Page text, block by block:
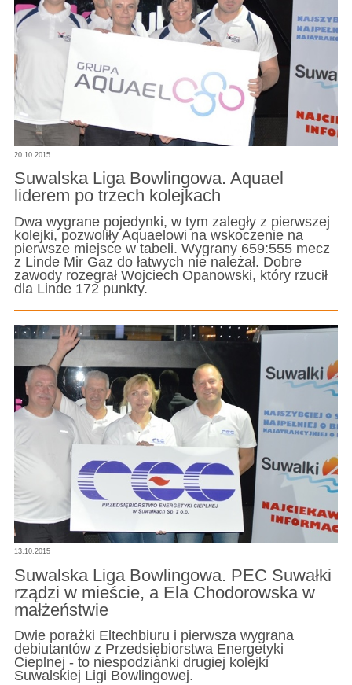
20.10.2015
Suwalska Liga Bowlingowa. Aquael
liderem po trzech kolejkach
Dwa wygrane pojedynki, w tym zaległy z pierwszej
kolejki, pozwoliły Aquaelowi na wskoczenie na
pierwsze miejsce w tabeli. Wygrany 659:555 mecz
z Linde Mir Gaz do łatwych nie należał. Dobre
zawody rozegrał Wojciech Opanowski, który rzucił
dla Linde 172 punkty.
13.10.2015
Suwalska Liga Bowlingowa. PEC Suwałki
rządzi w mieście, a Ela Chodorowska w
małżeństwie
Dwie porażki Eltechbiuru i pierwsza wygrana
debiutantów z Przedsiębiorstwa Energetyki
Cieplnej - to niespodzianki drugiej kolejki
Suwalskiej Ligi Bowlingowej.